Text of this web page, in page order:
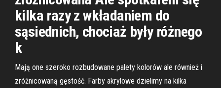
kilka razy z wkładaniem do
sąsiednich, chociaż były różnego
k
Mają one szeroko rozbudowane palety kolorów ale również i
zróżnicowaną gęstość. Farby akrylowe dzielimy na kilka